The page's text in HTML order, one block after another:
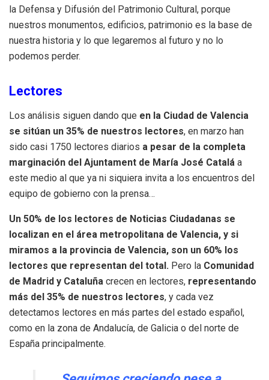
la Defensa y Difusión del Patrimonio Cultural, porque
nuestros monumentos, edificios, patrimonio es la base de
nuestra historia y lo que legaremos al futuro y no lo
podemos perder.
Lectores
Los análisis siguen dando que en la Ciudad de Valencia
se sitúan un 35% de nuestros lectores, en marzo han
sido casi 1750 lectores diarios a pesar de la completa
marginación del Ajuntament de María José Catalá a
este medio al que ya ni siquiera invita a los encuentros del
equipo de gobierno con la prensa…
Un 50% de los lectores de Noticias Ciudadanas se
localizan en el área metropolitana de Valencia, y si
miramos a la provincia de Valencia, son un 60% los
lectores que representan del total. Pero la Comunidad
de Madrid y Cataluña crecen en lectores, representando
más del 35% de nuestros lectores, y cada vez
detectamos lectores en más partes del estado español,
como en la zona de Andalucía, de Galicia o del norte de
España principalmente.